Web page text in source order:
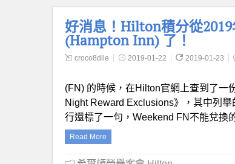
好消息！Hilton積分從
(Hampton Inn) 了！
croco8dile 2019-01-22 2019-01-23
(FN) 的時候，在Hilton官網上查到了一
Night Reward Exclusions》，其中列
行還標了一句，Weekend FN不能兌換
Read More